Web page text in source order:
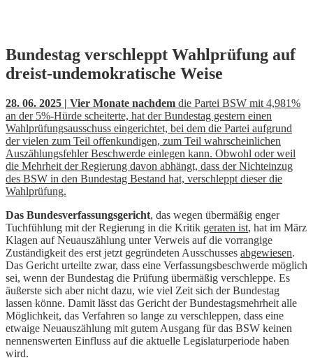
Skip
to
content
Bundestag verschleppt Wahlprüfung auf
dreist-undemokratische Weise
28. 06. 2025 | Vier Monate nachdem die Partei BSW mit 4,981%
an der 5%-Hürde scheiterte, hat der Bundestag gestern einen
Wahlprüfungsausschuss eingerichtet, bei dem die Partei aufgrund
der vielen zum Teil offenkundigen, zum Teil wahrscheinlichen
Auszählungsfehler Beschwerde einlegen kann. Obwohl oder weil
die Mehrheit der Regierung davon abhängt, dass der Nichteinzug
des BSW in den Bundestag Bestand hat, verschleppt dieser die
Wahlprüfung.
Das Bundesverfassungsgericht, das wegen übermäßig enger
Tuchfühlung mit der Regierung in die Kritik geraten ist, hat im März
Klagen auf Neuauszählung unter Verweis auf die vorrangige
Zuständigkeit des erst jetzt gegründeten Ausschusses abgewiesen.
Das Gericht urteilte zwar, dass eine Verfassungsbeschwerde möglich
sei, wenn der Bundestag die Prüfung übermäßig verschleppe. Es
äußerste sich aber nicht dazu, wie viel Zeit sich der Bundestag
lassen könne. Damit lässt das Gericht der Bundestagsmehrheit alle
Möglichkeit, das Verfahren so lange zu verschleppen, dass eine
etwaige Neuauszählung mit gutem Ausgang für das BSW keinen
nennenswerten Einfluss auf die aktuelle Legislaturperiode haben
wird.